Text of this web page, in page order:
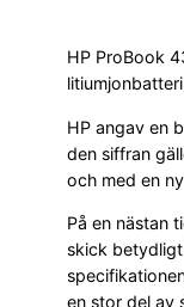
HP ProBook
HP angav en
den siffran
och med en
På en nästan
skick
en stor del av